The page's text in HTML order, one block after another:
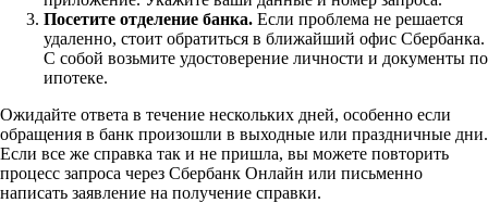
Посетите отделение банка. Если проблема не решается
удаленно, стоит обратиться в ближайший офис Сбербанка.
С собой возьмите удостоверение личности и документы по
ипотеке.
Ожидайте ответа в течение нескольких дней, особенно если
обращения в банк произошли в выходные или праздничные дни.
Если все же справка так и не пришла, вы можете повторить
процесс запроса через Сбербанк Онлайн или письменно
написать заявление на получение справки.